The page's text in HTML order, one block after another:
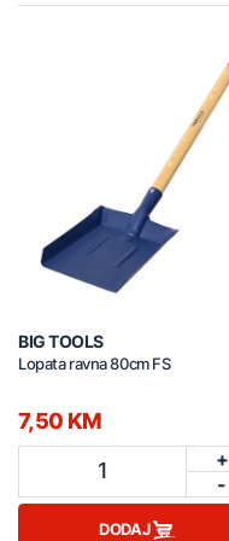
BIG TOOLS
Lopata ravna 80cm FS
7,50 KM
1
+
-
DODAJ